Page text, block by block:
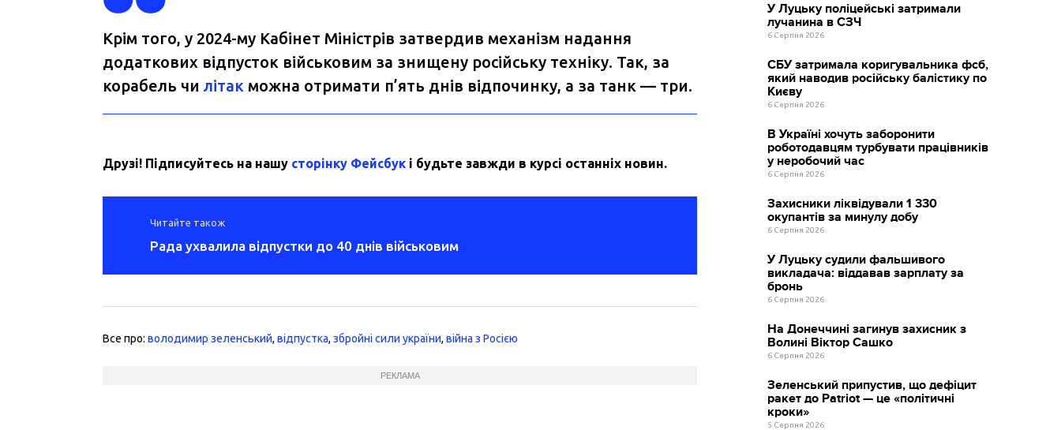
Крім того, у 2024-му Кабінет Міністрів затвердив механізм надання
додаткових відпусток військовим за знищену російську техніку. Так, за
корабель чилітак можна отримати п’ять днів відпочинку, а за танк — три.
Друзі! Підписуйтесь на нашу сторінку Фейсбук і будьте завжди в курсі останніх новин.
Читайте також
Рада ухвалила відпустки до 40 днів військовим
Все про:володимир зеленський,відпустка,збройні сили україни,війна з Росією
РЕКЛАМА
У Луцьку поліцейські затримали
лучанина в СЗЧ
6 Серпня 2026
СБУ затримала коригувальника фсб,
який наводив російську балістику по
Києву
6 Серпня 2026
В Україні хочуть заборонити
роботодавцям турбувати працівників
у неробочий час
6 Серпня 2026
Захисники ліквідували 1 330
окупантів за минулу добу
6 Серпня 2026
У Луцьку судили фальшивого
викладача: віддавав зарплату за
бронь
6 Серпня 2026
На Донеччині загинув захисник з
Волині Віктор Сашко
6 Серпня 2026
Зеленський припустив, що дефіцит
ракет до Patriot — це «політичні
кроки»
5 Серпня 2026